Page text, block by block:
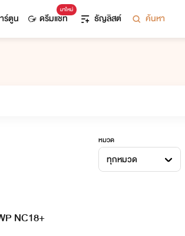
ร์ตูน
มาใหม่
ดรีมแชท ธัญลิสต์ ค้นหา
หมวด
ทุกหมวด
NC18+